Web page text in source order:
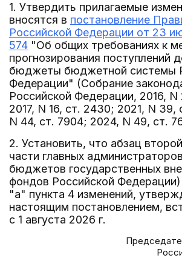
1. Утвердить прилагаемые
вносятся в постановление
Российской Федерации от 23
574 "Об общих требованиях к
прогнозирования поступлений
бюджеты бюджетной системы
Федерации" (Собрание
Российской Федерации, 2016, N
2017, N 16, ст. 2430; 2021, N 39,
N 44, ст. 7904; 2024, N 49, ст.
2. Установить, что абзац
части главных
бюджетов государственных
фондов Российской Федерации)
"а" пункта 4 изменений,
настоящим постановлением,
с 1 августа 2026 г.